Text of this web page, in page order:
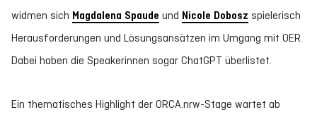
widmen sich Magdalena Spaude und Nicole Dobosz spielerisch
Herausforderungen und Lösungsansätzen im Umgang mit OER.
Dabei haben die Speakerinnen sogar ChatGPT überlistet.
Ein thematisches Highlight der ORCA.nrw-Stage wartet ab